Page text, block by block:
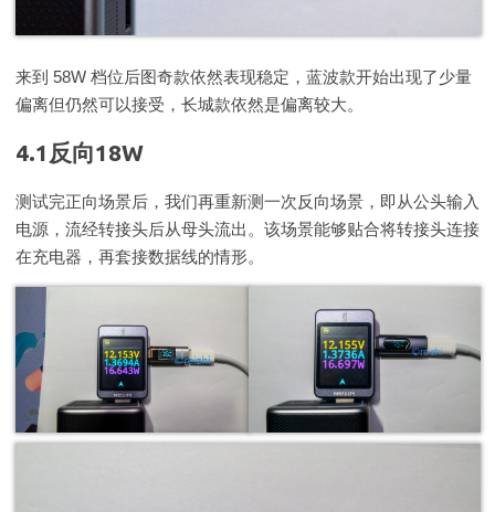
来到 58W 档位后图奇款依然表现稳定，蓝波款开始出现了少量
偏离但仍然可以接受，长城款依然是偏离较大。
4.1反向18W
测试完正向场景后，我们再重新测一次反向场景，即从公头输入
电源，流经转接头后从母头流出。该场景能够贴合将转接头连接
在充电器，再套接数据线的情形。